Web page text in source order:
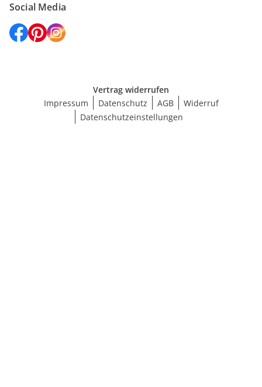
Social Media
Vertrag widerrufen
Impressum
Datenschutz AGB
Widerruf
Datenschutzeinstellungen